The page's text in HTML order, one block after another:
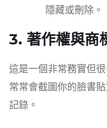
隱藏或刪除。
3. 著作權與商
這是一個非常務實但
常常會截圖你的臉書
記錄。